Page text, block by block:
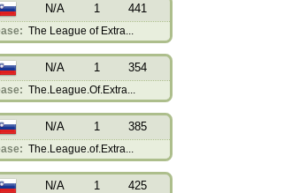
N/A 1 441
The League of Extra...
N/A 1 354
The.League.Of.Extra...
N/A 1 385
The.League.of.Extra...
N/A 1 425